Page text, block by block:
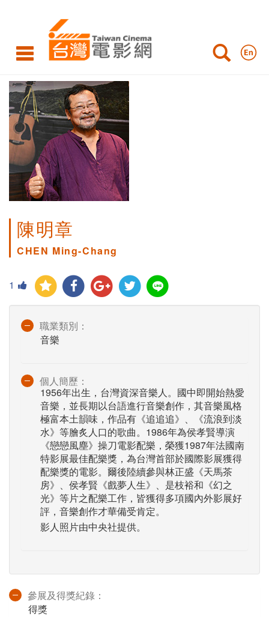
陳明章
CHEN Ming-Chang
1
職業類別：
音樂
個人簡歷：
1956年出生，台灣資深音樂人。國中即開始熱愛
音樂，並長期以台語進行音樂創作，其音樂風格
極富本土韻味，作品有《追追追》、《流浪到淡
水》等膾炙人口的歌曲。1986年為侯孝賢導演
《戀戀風塵》操刀電影配樂，榮獲1987年法國南
特影展最佳配樂獎，為台灣首部於國際影展獲得
配樂獎的電影。爾後陸續參與林正盛《天馬茶
房》、侯孝賢《戲夢人生》、是枝裕和《幻之
光》等片之配樂工作，皆獲得多項國內外影展好
評，音樂創作才華備受肯定。
影人照片由中央社提供。
參展及得獎紀錄：
得獎